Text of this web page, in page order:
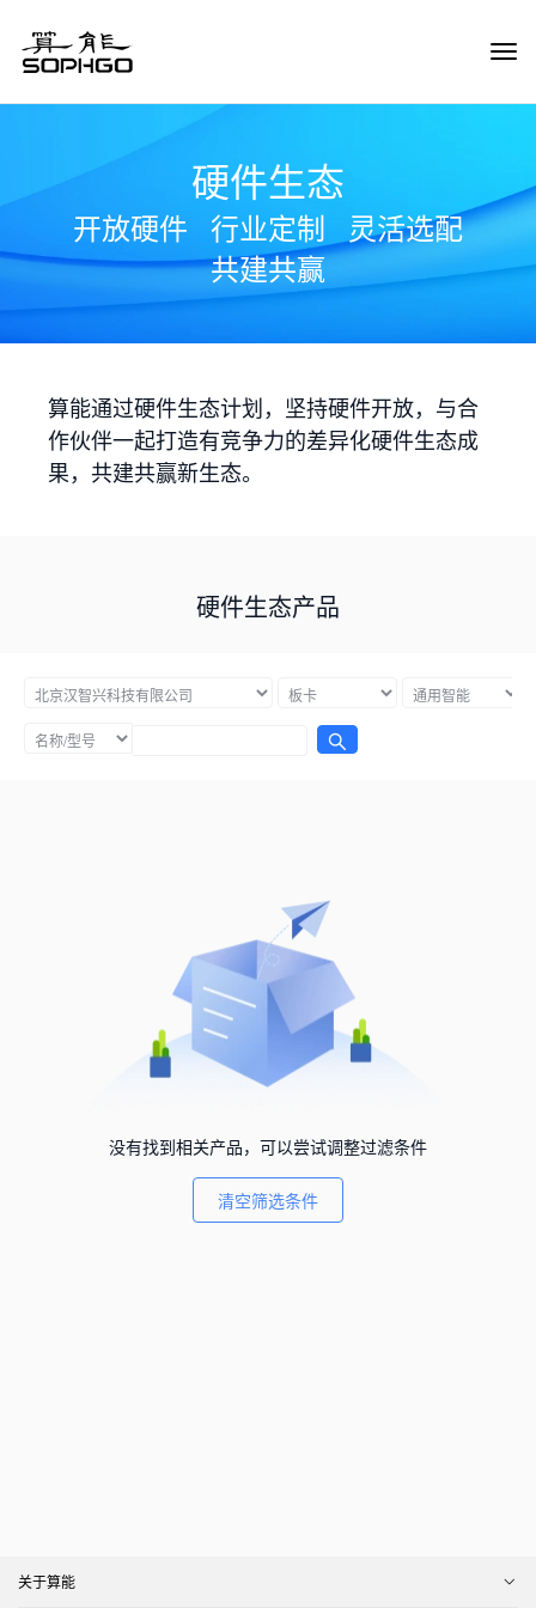
硬件生态
开放硬件 行业定制
灵活选配
共建共赢
算能通过硬件生态计划，坚持硬件开放，与合
作伙伴一起打造有竞争力的差异化硬件生态成
果，共建共赢新生态。
硬件生态产品
没有找到相关产品，可以尝试调整过滤条件
清空筛选条件
关于算能